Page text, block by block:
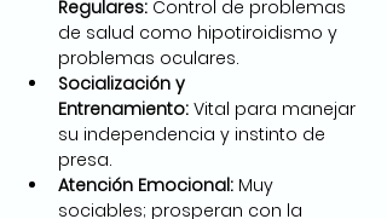
Regulares: Control de problemas
de salud como hipotiroidismo y
problemas oculares.
Socialización y
Entrenamiento: Vital para manejar
su independencia y instinto de
presa.
Atención Emocional: Muy
sociables; prosperan con la